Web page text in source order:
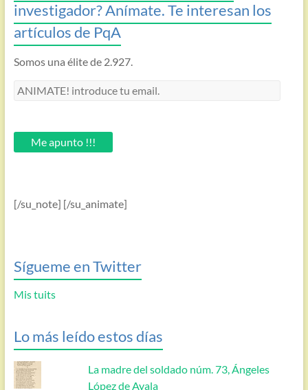
investigador? Anímate. Te interesan los
artículos de PqA
Somos una élite de 2.927.
ANIMATE!
email.Me apunto !!!
[/su_note] [/su_animate]
Sígueme en Twitter
Mis tuits
Lo más leído estos días
La madre del soldado núm. 73, Ángeles
López de Ayala